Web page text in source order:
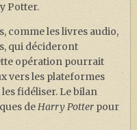
Potter.
comme les livres audio,
qui décideront
opération pourrait
vers les plateformes
fidéliser. Le bilan
deHarry Potterpour